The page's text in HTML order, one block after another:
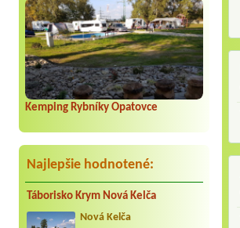
Kemping Rybníky Opatovce
Najlepšie hodnotené:
Táborisko Krym Nová Kelča
Nová Kelča